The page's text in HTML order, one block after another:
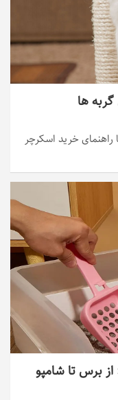
ها
خرید اسکرچر
برس تا شامپو